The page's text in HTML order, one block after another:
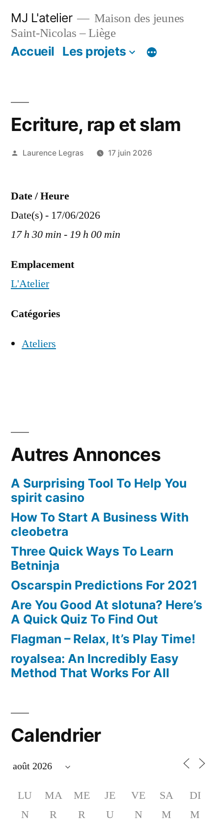
contenu
MJ L'atelier
Maison des jeunes
Saint-Nicolas – Liège
Accueil Les projets
Ecriture, rap et slam
Publié
Laurence Legras 17 juin 2026
Date / Heure
Date(s) - 17/06/2026
17 h 30 min - 19 h 00 min
Emplacement
L'Atelier
Catégories
Ateliers
Autres Annonces
A Surprising Tool To Help You
spirit casino
How To Start A Business With
cleobetra
Three Quick Ways To Learn
Betninja
Oscarspin Predictions For 2021
Are You Good At slotuna? Here’s
A Quick Quiz To Find Out
Flagman – Relax, It’s Play Time!
royalsea: An Incredibly Easy
Method That Works For All
Calendrier
LU
N
MA
R
ME
R
JE
U
VE
N
SA
M
DI
M